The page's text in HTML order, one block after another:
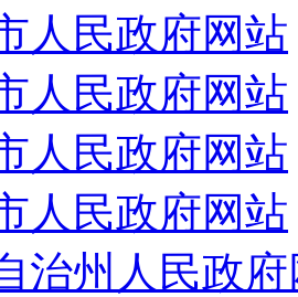
人民政府网站
人民政府网站
人民政府网站
人民政府网站
治州人民政